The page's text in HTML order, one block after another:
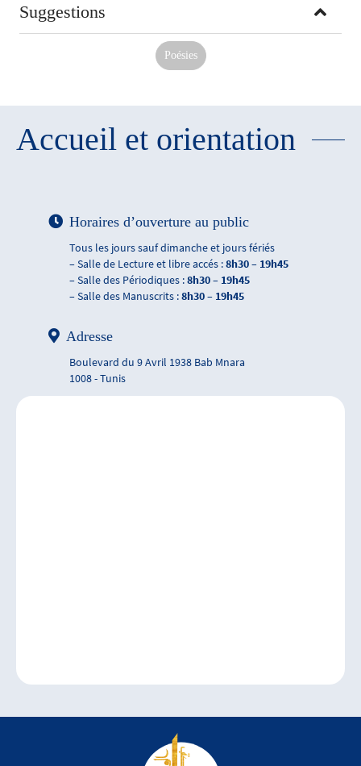
Suggestions
Poésies
Accueil et orientation
Horaires d’ouverture au public
Tous les jours sauf dimanche et jours fériés
– Salle de Lecture et libre accés :8h30 – 19h45
– Salle des Périodiques :8h30 – 19h45
– Salle des Manuscrits :8h30 – 19h45
Adresse
Boulevard du 9 Avril 1938 Bab Mnara
1008 - Tunis